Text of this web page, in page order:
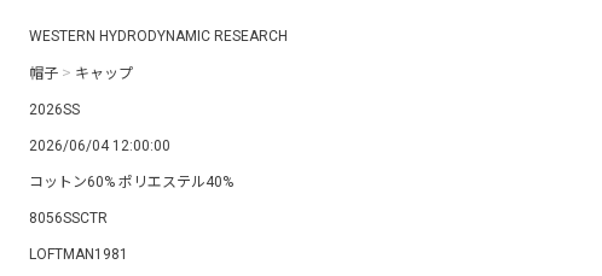
WESTERN HYDRODYNAMIC RESEARCH
帽子 > キャップ
2026SS
2026/06/04 12:00:00
コットン60% ポリエステル40%
8056SSCTR
LOFTMAN1981